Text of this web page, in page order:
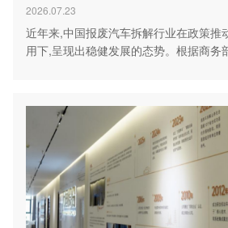
2026.07.23
近年来,中国报废汽车拆解行业在政策推
用下,呈现出稳健发展的态势。根据商